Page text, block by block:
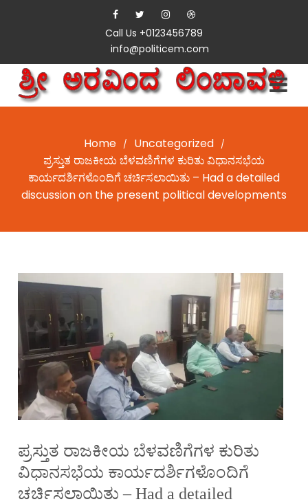
Call Us +0123456789
info@politicem.com
Home / Uncategorized /
ಪ್ರಸ್ತುತ ರಾಜಕೀಯ ಬೆಳವಣಿಗೆಗಳ ಕುರಿತು ವಿಧಾನಸಭೆಯ
ಕಾರ್ಯದರ್ಶಿಗಳೊಂದಿಗೆ ಚರ್ಚಿಸಲಾಯಿತು – Had a detailed
discussion on the present political developments
ಪ್ರಸ್ತುತ ರಾಜಕೀಯ ಬೆಳವಣಿಗೆಗಳ ಕುರಿತು
ವಿಧಾನಸಭೆಯ ಕಾರ್ಯದರ್ಶಿಗಳೊಂದಿಗೆ
ಚರ್ಚಿಸಲಾಯಿತು – Had a detailed